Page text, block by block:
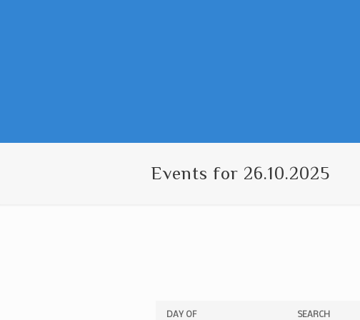
Events for 26.10.2025
Events
Events
DAY OF SEARCH